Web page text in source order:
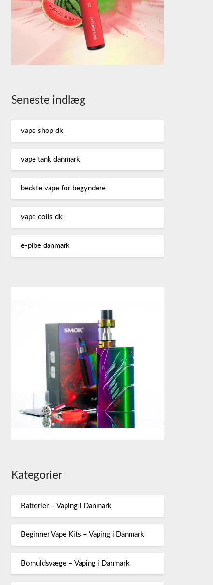
Seneste indlæg
vape shop dk
vape tank danmark
bedste vape for begyndere
vape coils dk
e-pibe danmark
Kategorier
Batterier – Vaping i Danmark
Beginner Vape Kits – Vaping i Danmark
Bomuldsvæge – Vaping i Danmark